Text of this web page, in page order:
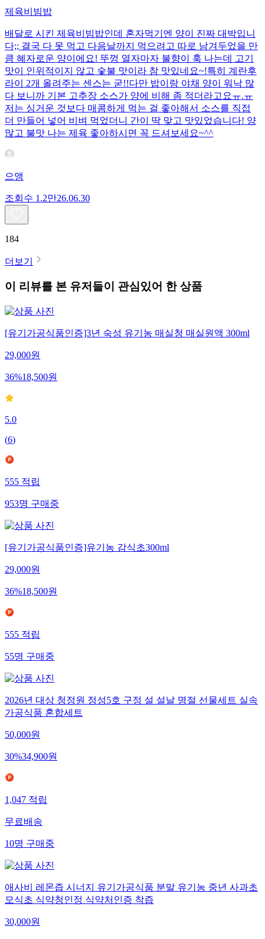
제육비빔밥
배달로 시킨 제육비빔밥인데 혼자먹기엔 양이 진짜 대박입니
다;; 결국 다 못 먹고 다음날까지 먹으려고 따로 남겨두었을 만
큼 혜자로운 양이에요! 뚜껑 열자마자 불향이 훅 나는데 고기
맛이 인위적이지 않고 숯불 맛이라 참 맛있네요~!특히 계란후
라이 2개 올려주는 센스는 굳!! ​다만 밥이랑 야채 양이 워낙 많
다 보니까 기본 고추장 소스가 양에 비해 좀 적더라고요ㅠ.ㅠ
저는 싱거운 것보다 매콤하게 먹는 걸 좋아해서 소스를 직접
더 만들어 넣어 비벼 먹었더니 간이 딱 맞고 맛있었습니다! 양
많고 불맛 나는 제육 좋아하시면 꼭 드셔보세요~^^
으앵
조회수 1.2만26.06.30
184
더보기
이 리뷰를 본 유저들이 관심있어 한 상품
[유기가공식품인증]3년 숙성 유기농 매실청 매실원액 300ml
29,000원
36%18,500원
5.0
(6)
555 적립
953명 구매중
[유기가공식품인증]유기농 감식초300ml
29,000원
36%18,500원
555 적립
55명 구매중
2026년 대상 청정원 정성5호 구정 설 설날 명절 선물세트 실속
가공식품 혼합세트
50,000원
30%34,900원
1,047 적립
무료배송
10명 구매중
애사비 레몬즙 시너지 유기가공식품 분말 유기농 중년 사과초
모식초 식약청인정 식약처인증 착즙
30,000원